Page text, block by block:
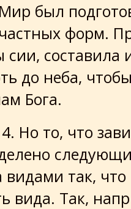
был
форм.
составила
до неба,
Бога.
4. Но то, что
видами так, что
вида. Так,